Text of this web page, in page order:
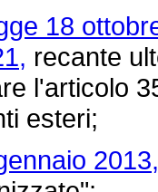
18
recante
l'articolo
esteri;